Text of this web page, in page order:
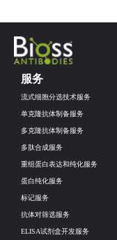
服务
流式细胞分选技术服务
单克隆抗体制备服务
多克隆抗体制备服务
多肽合成服务
重组蛋白表达和纯化服务
蛋白纯化服务
标记服务
抗体对筛选服务
ELISA试剂盒开发服务